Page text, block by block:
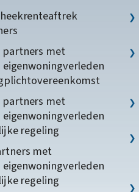
partners met
partners met
regeling
met
regeling